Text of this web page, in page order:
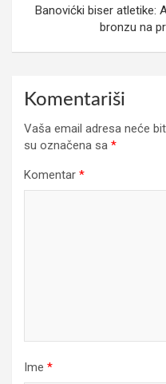
Banovićki biser atletike:
bronzu na
Komentariši
Vaša email adresa neće
su označena sa *
Komentar *
Ime *